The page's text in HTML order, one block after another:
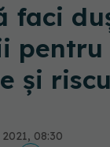
faci
pentru
și
08:30